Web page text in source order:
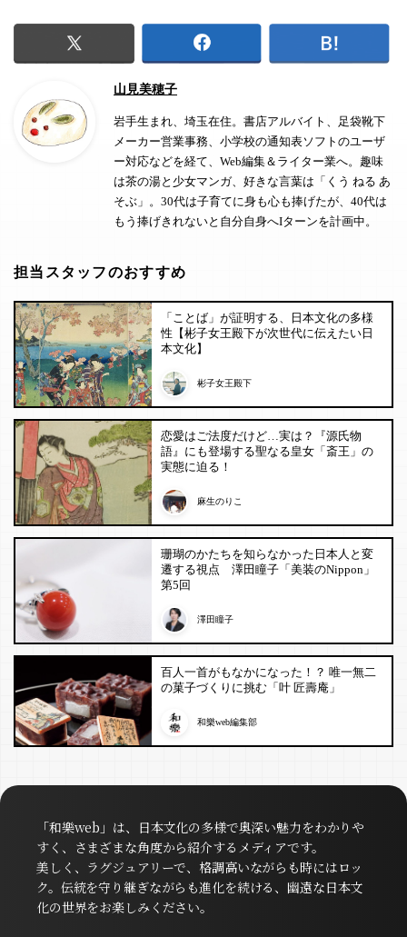
山見美穂子
岩手生まれ、埼玉在住。書店アルバイト、足袋靴下
メーカー営業事務、小学校の通知表ソフトのユーザ
ー対応などを経て、Web編集＆ライター業へ。趣味
は茶の湯と少女マンガ、好きな言葉は「くう ねる あ
そぶ」。30代は子育てに身も心も捧げたが、40代は
もう捧げきれないと自分自身へIターンを計画中。
担当スタッフのおすすめ
「ことば」が証明する、日本文化の多様
性【彬子女王殿下が次世代に伝えたい日
本文化】
彬子女王殿下
恋愛はご法度だけど…実は？『源氏物
語』にも登場する聖なる皇女「斎王」の
実態に迫る！
麻生のりこ
珊瑚のかたちを知らなかった日本人と変
遷する視点 澤田瞳子「美装のNippon」
第5回
澤田瞳子
百人一首がもなかになった！？ 唯一無二
の菓子づくりに挑む「叶 匠壽庵」
和樂web編集部
「和樂web」は、日本文化の多様で奥深い魅力をわかりや
すく、さまざまな角度から紹介するメディアです。
美しく、ラグジュアリーで、格調高いながらも時にはロッ
ク。伝統を守り継ぎながらも進化を続ける、幽遠な日本文
化の世界をお楽しみください。